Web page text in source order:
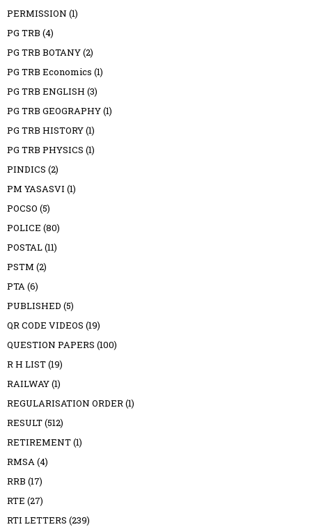
PERMISSION (1)
PG TRB (4)
PG TRB BOTANY(2)
PG TRB Economics (1)
PG TRB ENGLISH (3)
PG TRB GEOGRAPHY(1)
PG TRB HISTORY(1)
PG TRB PHYSICS (1)
PINDICS (2)
PM YASASVI (1)
POCSO (5)
POLICE (80)
POSTAL(11)
PSTM (2)
PTA(6)
PUBLISHED (5)
QR CODE VIDEOS (19)
QUESTION PAPERS (100)
R H LIST(19)
RAILWAY(1)
REGULARISATION ORDER(1)
RESULT(512)
RETIREMENT(1)
RMSA(4)
RRB (17)
RTE (27)
RTI LETTERS (239)